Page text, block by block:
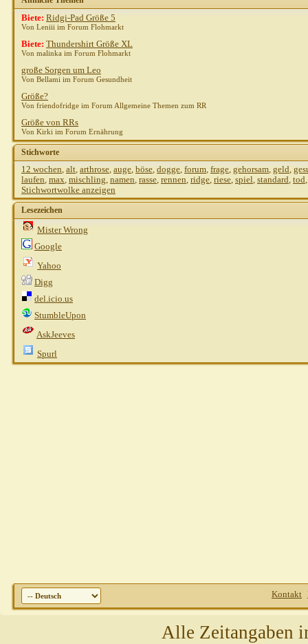
Biete: Ridgi-Pad Größe 5
Von Leniii im Forum Flohmarkt
Biete: Thundershirt Größe XL
Von malinka im Forum Flohmarkt
große Sorgen um Leo
Von Bellami im Forum Gesundheit
Größe?
Von friendofridge im Forum Allgemeine Themen zum RR
Größe von RRs
Von Kirki im Forum Ernährung
Stichworte
12 wochen, alt, arthrose, auge, böse, dogge, forum, frage, gehorsam, geld,
laufen, max, mischling, namen, rasse, rennen, ridge, riese, spiel, standard, tod
Stichwortwolke anzeigen
Lesezeichen
Mister Wrong
Google
Yahoo
Digg
del.icio.us
StumbleUpon
AskJeeves
Spurl
Kontakt
Alle Zeitangaben